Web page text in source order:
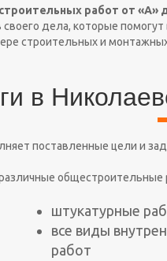
строительных работ от «А»
дела, которые
строительных и
в
поставленные цели и
общестроительные
штукатурные
все виды
работ